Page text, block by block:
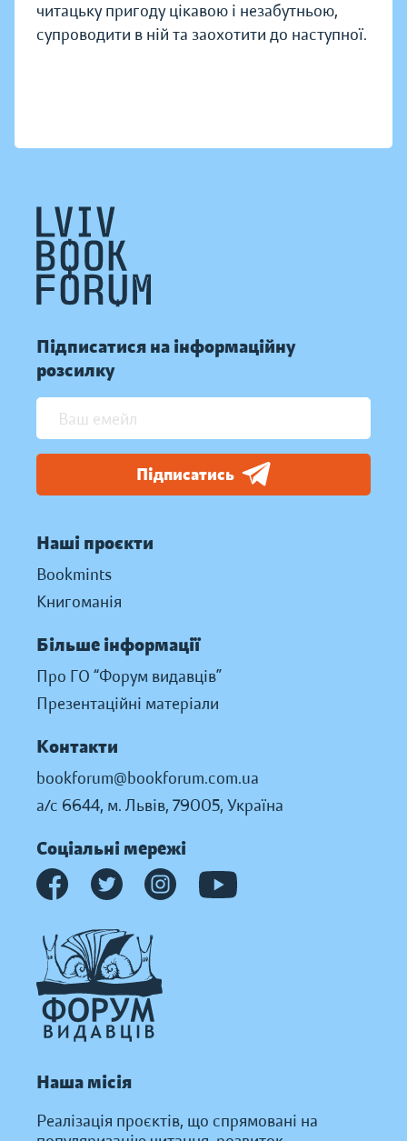
читацьку пригоду цікавою і незабутньою,
супроводити в ній та заохотити до наступної.
Підписатися на інформаційну
розсилку
Підписатись
Наші проєкти
Bookmints
Книгоманія
Більше інформації
Про ГО “Форум видавців”
Презентаційні матеріали
Контакти
bookforum@bookforum.com.ua
а/с 6644, м. Львів, 79005, Україна
Соціальні мережі
Наша місія
Реалізація проєктів, що спрямовані на